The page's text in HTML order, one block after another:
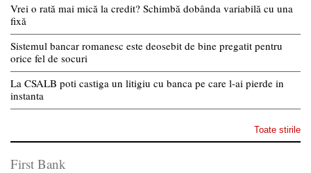
Vrei o rată mai mică la credit? Schimbă dobânda variabilă cu una
fixă
Sistemul bancar romanesc este deosebit de bine pregatit pentru
orice fel de socuri
La CSALB poti castiga un litigiu cu banca pe care l-ai pierde in
instanta
Toate stirile
First Bank